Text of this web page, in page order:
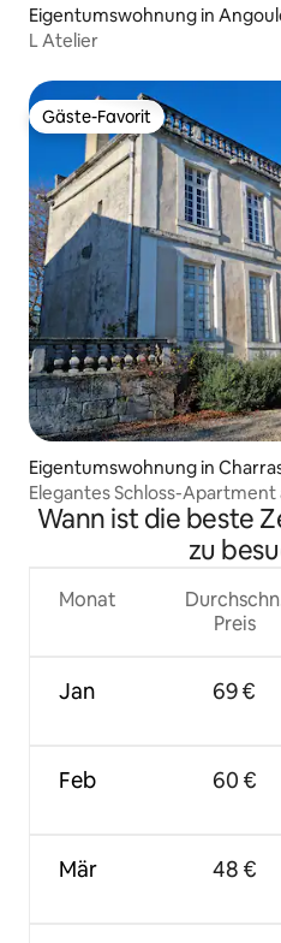
Eigentumswohnung in
L Atelier
Gäste-Favorit
Gäste-Favorit
Eigentumswohnung in
Elegantes Schloss-
Anwesen
Wann ist die beste
zu
Monat
Jan
Feb
Mär
Preis
69 €
60 €
48 €